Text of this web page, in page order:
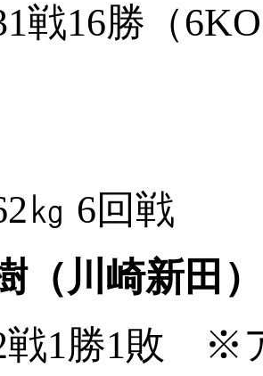
戦16勝（
㎏ 6回戦
（川崎新田）
戦1勝1敗 ※